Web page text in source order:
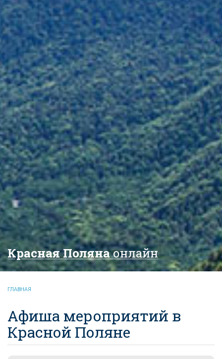
Красная Полянаонлайн
ГЛАВНАЯ
Афиша мероприятий в
Красной Поляне